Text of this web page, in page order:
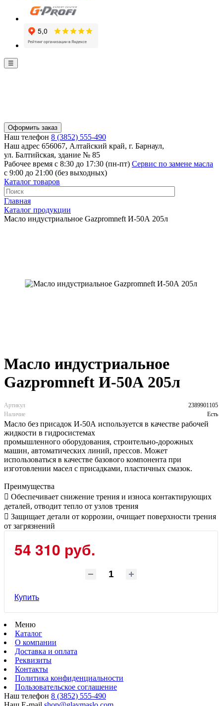
☰
Оформить заказ
Наш телефон 8 (3852) 555-490
Наш адрес 656067, Алтайский край, г. Барнаул,
ул. Балтийская, здание № 85
Рабочее время с 8:30 до 17:30 (пн-пт) Сервис по замене масла
с 9:00 до 21:00 (без выходных)
Каталог товаров
Главная
Каталог продукции
Масло индустриальное Gazpromneft И-50А 205л
Масло индустриальное
Gazpromneft И-50А 205л
Артикул
2389901105
Наличие
Есть
Масло без присадок И-50А используется в качестве рабочей
жидкости в гидросистемах
промышленного оборудования, строительно-дорожных
машин, автоматических линий, прессов. Может
использоваться в качестве базового компонента при
изготовлении масел с присадками, пластичных смазок.
Преимущества
 Обеспечивает снижение трения и износа контактирующих
деталей, отводит тепло от узлов трения
 Защищает детали от коррозии, очищает поверхности трения
от загрязнений
54 310 руб.
Купить
Меню
Каталог
О компании
Доставка и оплата
Реквизиты
Контакты
Политика конфиденциальности
Пользовательское соглашение
Наш телефон 8 (3852) 555-490